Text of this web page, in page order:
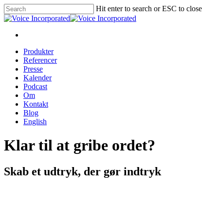
Hit enter to search or ESC to close
Produkter
Referencer
Presse
Kalender
Podcast
Om
Kontakt
Blog
English
Klar til at gribe ordet?
Skab et udtryk, der gør indtryk